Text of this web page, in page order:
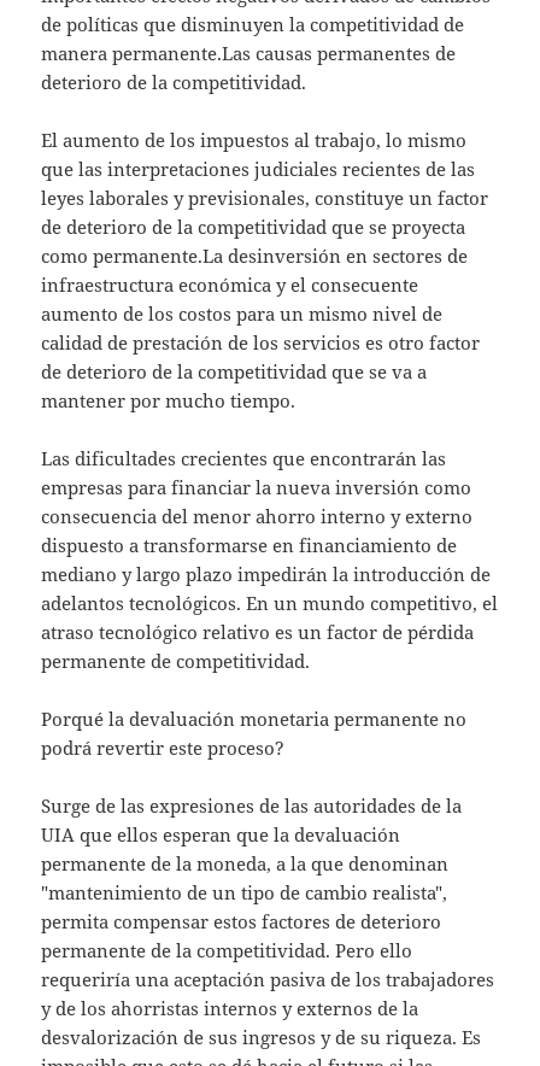
de políticas que disminuyen la competitividad de
manera permanente.Las causas permanentes de
deterioro de la competitividad.
El aumento de los impuestos al trabajo, lo mismo
que las interpretaciones judiciales recientes de las
leyes laborales y previsionales, constituye un factor
de deterioro de la competitividad que se proyecta
como permanente.La desinversión en sectores de
infraestructura económica y el consecuente
aumento de los costos para un mismo nivel de
calidad de prestación de los servicios es otro factor
de deterioro de la competitividad que se va a
mantener por mucho tiempo.
Las dificultades crecientes que encontrarán las
empresas para financiar la nueva inversión como
consecuencia del menor ahorro interno y externo
dispuesto a transformarse en financiamiento de
mediano y largo plazo impedirán la introducción de
adelantos tecnológicos. En un mundo competitivo, el
atraso tecnológico relativo es un factor de pérdida
permanente de competitividad.
Porqué la devaluación monetaria permanente no
podrá revertir este proceso?
Surge de las expresiones de las autoridades de la
UIA que ellos esperan que la devaluación
permanente de la moneda, a la que denominan
"mantenimiento de un tipo de cambio realista",
permita compensar estos factores de deterioro
permanente de la competitividad. Pero ello
requeriría una aceptación pasiva de los trabajadores
y de los ahorristas internos y externos de la
desvalorización de sus ingresos y de su riqueza. Es